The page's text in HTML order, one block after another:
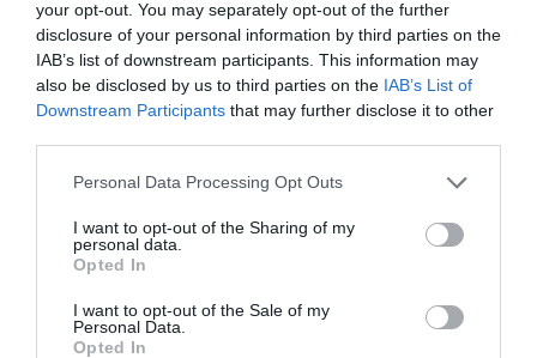
your opt-out. You may separately opt-out of the further
disclosure of your personal information by third parties on the
IAB’s list of downstream participants. This information may
also be disclosed by us to third parties on the IAB’s List of
Downstream Participants that may further disclose it to other
Personal Data Processing Opt Outs
I want to opt-out of the Sharing of my
personal data.
Opted In
I want to opt-out of the Sale of my
Personal Data.
Opted In
SERGE13 a commenté l'article :
A380 de Lufthansa : les « vrais » sièges hublot en
classe Affaires deviennent payants
histoire de l'aviation